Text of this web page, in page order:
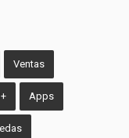
Ventas
Apps